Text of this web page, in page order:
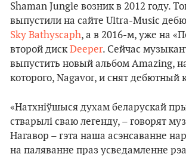
Shaman Jungle возник в 2012 году.
выпустили на сайте Ultra-Music
Sky Bathyscaph, а в 2016-м, уже на
второй дискDeeper. Сейчас
выпустить новый альбом Amazing,
которого, Nagavor, и снят дебютный
«Натхніўшыся духам беларускай
стварылі сваю легенду, – говорят
Нагавор – гэта наша асэнсаванне
на паляванне праз усведамленне